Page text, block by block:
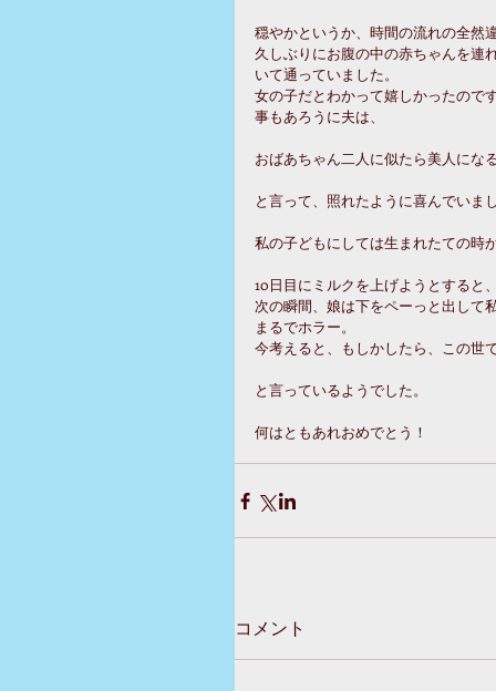
穏やかというか、時間の流れの全然
久しぶりにお腹の中の赤ちゃんを連
いて通っていました。
女の子だとわかって嬉しかったのです
事もあろうに夫は、
おばあちゃん二人に似たら美人にな
と言って、照れたように喜んでいまし
私の子どもにしては生まれたての時
10日目にミルクを上げようとすると
次の瞬間、娘は下をペーっと出して
まるでホラー。
今考えると、もしかしたら、この世
と言っているようでした。
何はともあれおめでとう！
コメント